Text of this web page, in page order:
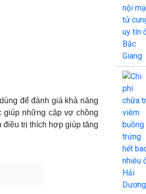
để đánh giá khả năng
giúp những cặp vợ chồng
trị thích hợp giúp tăng